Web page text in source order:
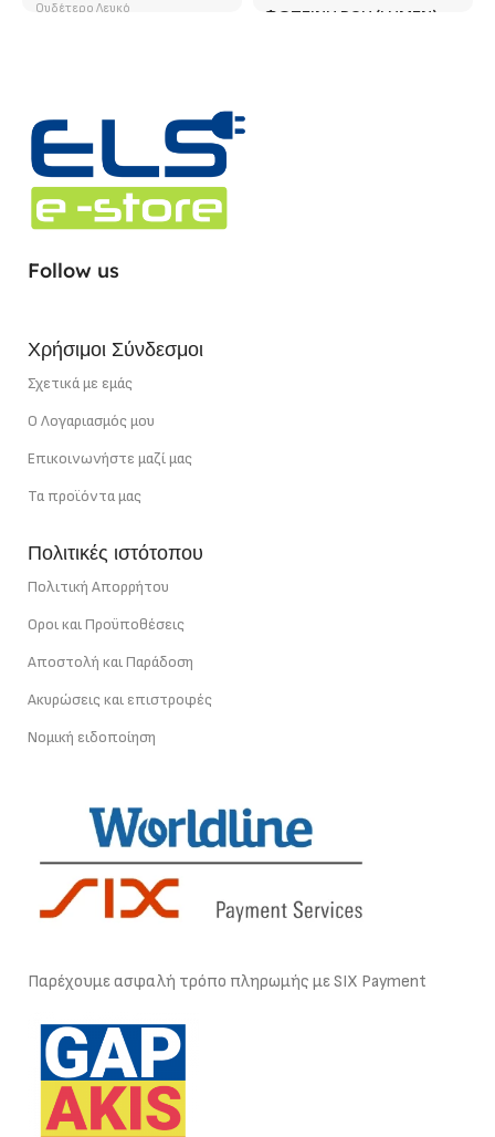
Ουδέτερο Λευκό
1400 lm/ m
ΤΎΠΟΣ LED CHIP SMD
ΦΩΤΕΙΝΉ ΡΟΉ (LUMEN)
Follow us
Χρήσιμοι Σύνδεσμοι
Σχετικά με εμάς
Ο Λογαριασμός μου
Επικοινωνήστε μαζί μας
Τα προϊόντα μας
Πολιτικές ιστότοπου
Πολιτική Απορρήτου
Οροι και Προϋποθέσεις
Αποστολή και Παράδοση
Ακυρώσεις και επιστροφές
Νομική ειδοποίηση
Παρέχουμε ασφαλή τρόπο πληρωμής με SIX Payment